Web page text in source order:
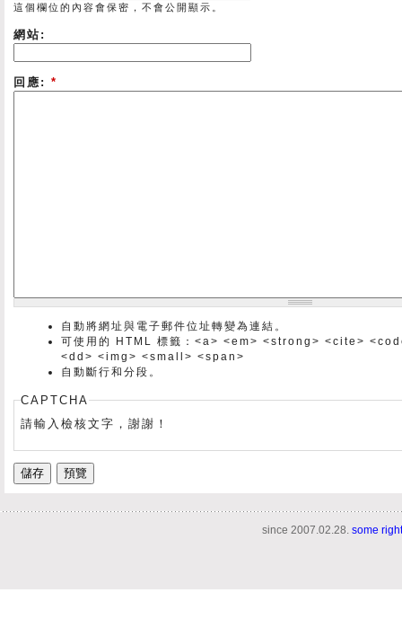
這個欄位的內容會保密，不會公開顯示。
網站:
回應: *
自動將網址與電子郵件位址轉變為連結。
可使用的 HTML 標籤：<a> <em> <strong> <cite>
<dd> <img> <small> <span>
自動斷行和分段。
CAPTCHA
請輸入檢核文字，謝謝！
since 2007.02.28. some